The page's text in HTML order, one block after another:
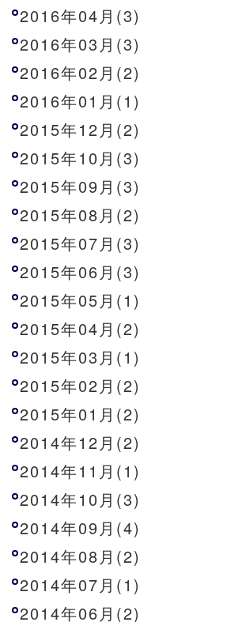
2016年04月(3)
2016年03月(3)
2016年02月(2)
2016年01月(1)
2015年12月(2)
2015年10月(3)
2015年09月(3)
2015年08月(2)
2015年07月(3)
2015年06月(3)
2015年05月(1)
2015年04月(2)
2015年03月(1)
2015年02月(2)
2015年01月(2)
2014年12月(2)
2014年11月(1)
2014年10月(3)
2014年09月(4)
2014年08月(2)
2014年07月(1)
2014年06月(2)